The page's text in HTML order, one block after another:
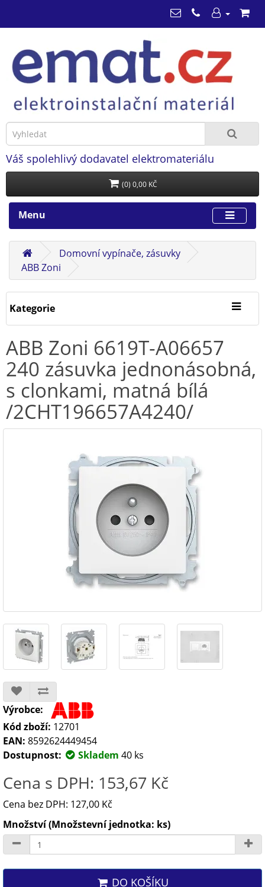
Váš spolehlivý dodavatel elektromateriálu
(0) 0,00 KČ
Menu
Domovní vypínače, zásuvky
ABB Zoni
Kategorie
ABB Zoni 6619T-A06657
240 zásuvka jednonásobná,
s clonkami, matná bílá
/2CHT196657A4240/
Výrobce:
Kód zboží: 12701
EAN: 8592624449454
Dostupnost:
Skladem 40 ks
Cena s DPH: 153,67 Kč
Cena bez DPH: 127,00 Kč
Množství (Množstevní jednotka: ks)
DO KOŠÍKU